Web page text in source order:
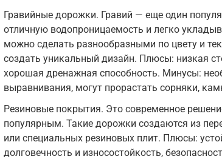
Гравийные дорожки. Гравий — еще один
отличную водопроницаемость и легко
можно сделать разнообразными по цвету и
создать уникальный дизайн. Плюсы: низкая
хорошая дренажная способность. Минусы:
выравнивания, могут прорастать сорняки,
Резиновые покрытия. Это современное
популярным. Такие дорожки создаются из
или специальных резиновых плит. Плюсы:
долговечность и износостойкость,